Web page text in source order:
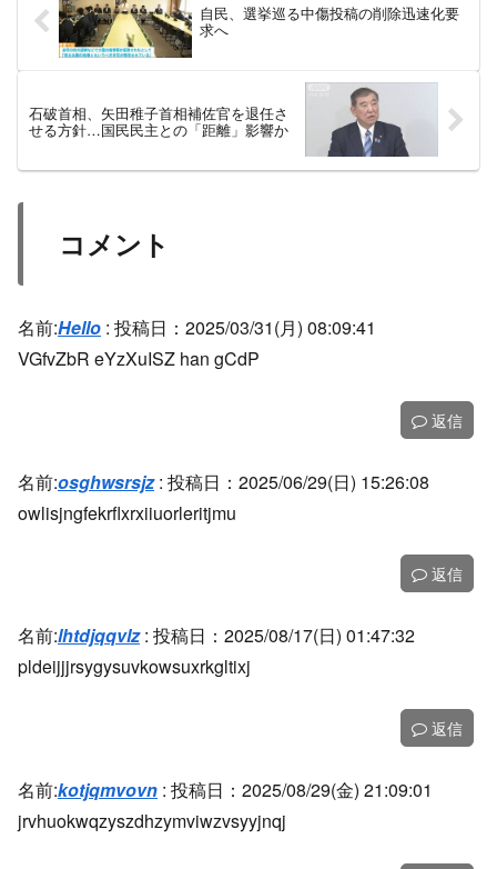
自民、選挙巡る中傷投稿の削除迅速化要
求へ
石破首相、矢田稚子首相補佐官を退任さ
せる方針…国民民主との「距離」影響か
コメント
名前:Hello : 投稿日：2025/03/31(月) 08:09:41
VGfvZbR eYzXuISZ han gCdP
返信
名前:osghwsrsjz: 投稿日：2025/06/29(日) 15:26:08
owlisjngfekrflxrxiiuorleritjmu
返信
名前:lhtdjqqvlz: 投稿日：2025/08/17(日) 01:47:32
pldeijjjrsygysuvkowsuxrkgltixj
返信
名前:kotjqmvovn : 投稿日：2025/08/29(金) 21:09:01
jrvhuokwqzyszdhzymviwzvsyyjnqj